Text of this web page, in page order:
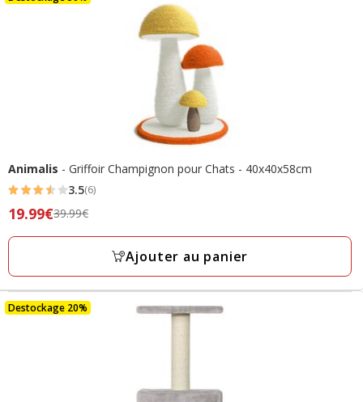
Animalis - Griffoir Champignon pour Chats - 40x40x58cm
3.5
étoiles
avec
avis
3.5(6)
Prix
précédent
prix
final
19.99€
19.99€39.99€
Ajouter au panier
Destockage 20%